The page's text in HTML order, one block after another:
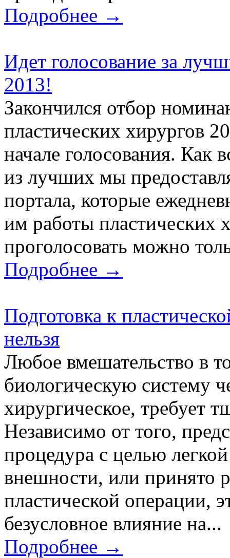
Подробнее →
Идет голосование за
2013!
Закончился отбор
пластических хирургов
начале голосования. Как
из лучших мы
портала, которые
им работы пластических
проголосовать можно
Подробнее →
Подготовка к
нельзя
Любое вмешательство в
биологическую систему
хирургическое, требует
Независимо от того,
процедура с целью
внешности, или принято
пластической операции,
безусловное влияние на...
Подробнее →